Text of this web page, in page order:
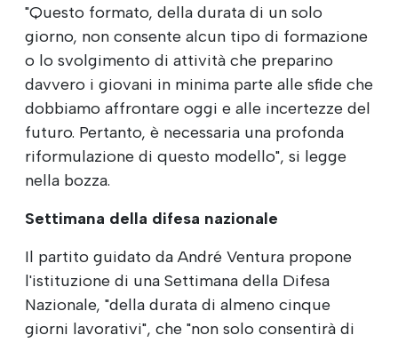
"Questo formato, della durata di un solo
giorno, non consente alcun tipo di formazione
o lo svolgimento di attività che preparino
davvero i giovani in minima parte alle sfide che
dobbiamo affrontare oggi e alle incertezze del
futuro. Pertanto, è necessaria una profonda
riformulazione di questo modello", si legge
nella bozza.
Settimana della difesa nazionale
Il partito guidato da André Ventura propone
l'istituzione di una Settimana della Difesa
Nazionale, "della durata di almeno cinque
giorni lavorativi", che "non solo consentirà di